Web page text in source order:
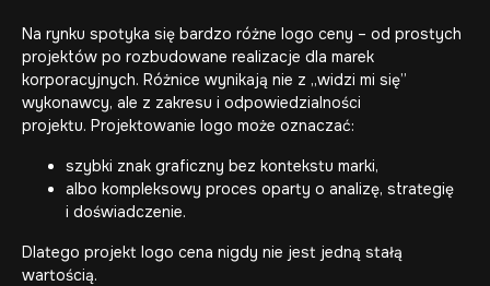
Na rynku spotyka się bardzo różne logo ceny – od prostych
projektów po rozbudowane realizacje dla marek
korporacyjnych. Różnice wynikają nie z „widzi mi się”
wykonawcy, ale z zakresu i odpowiedzialności
projektu. Projektowanie logo może oznaczać:
szybki znak graficzny bez kontekstu marki,
albo kompleksowy proces oparty o analizę, strategię
i doświadczenie.
Dlatego projekt logo cena nigdy nie jest jedną stałą
wartością.